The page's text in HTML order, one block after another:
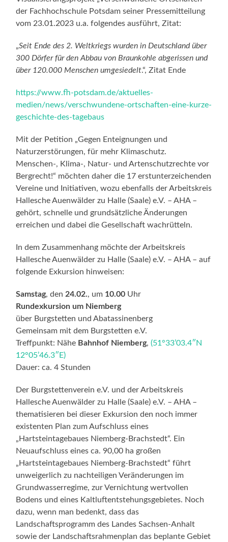
der Fachhochschule Potsdam seiner Pressemitteilung
vom 23.01.2023 u.a. folgendes ausführt, Zitat:
„Seit Ende des 2. Weltkriegs wurden in Deutschland über
300 Dörfer für den Abbau von Braunkohle abgerissen und
über 120.000 Menschen umgesiedelt.“, Zitat Ende
https://www.fh-potsdam.de/aktuelles-
medien/news/verschwundene-ortschaften-eine-kurze-
geschichte-des-tagebaus
Mit der Petition „Gegen Enteignungen und
Naturzerstörungen, für mehr Klimaschutz.
Menschen-, Klima-, Natur- und Artenschutzrechte vor
Bergrecht!“ möchten daher die 17 erstunterzeichenden
Vereine und Initiativen, wozu ebenfalls der Arbeitskreis
Hallesche Auenwälder zu Halle (Saale) e.V. – AHA –
gehört, schnelle und grundsätzliche Änderungen
erreichen und dabei die Gesellschaft wachrütteln.
In dem Zusammenhang möchte der Arbeitskreis
Hallesche Auenwälder zu Halle (Saale) e.V. – AHA – auf
folgende Exkursion hinweisen:
Samstag, den 24.02., um 10.00 Uhr
Rundexkursion um Niemberg
über Burgstetten und Abatassinenberg
Gemeinsam mit dem Burgstetten e.V.
Treffpunkt: Nähe Bahnhof Niemberg,(51°33’03.4″N
12°05’46.3″E)
Dauer: ca. 4 Stunden
Der Burgstettenverein e.V. und der Arbeitskreis
Hallesche Auenwälder zu Halle (Saale) e.V. – AHA –
thematisieren bei dieser Exkursion den noch immer
existenten Plan zum Aufschluss eines
„Hartsteintagebaues Niemberg-Brachstedt“. Ein
Neuaufschluss eines ca. 90,00 ha großen
„Hartsteintagebaues Niemberg-Brachstedt“ führt
unweigerlich zu nachteiligen Veränderungen im
Grundwasserregime, zur Vernichtung wertvollen
Bodens und eines Kaltluftentstehungsgebietes. Noch
dazu, wenn man bedenkt, dass das
Landschaftsprogramm des Landes Sachsen-Anhalt
sowie der Landschaftsrahmenplan das beplante Gebiet